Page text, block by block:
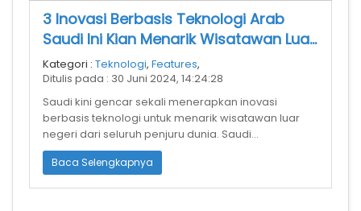
3 Inovasi Berbasis Teknologi Arab
Saudi Ini Kian Menarik Wisatawan Luar
Negeri
Kategori : Teknologi, Features,
Ditulis pada : 30 Juni 2024, 14:24:28
Saudi kini gencar sekali menerapkan inovasi
berbasis teknologi untuk menarik wisatawan luar
negeri dari seluruh penjuru dunia. Saudi
menargetkan untuk mendatangkan jutaan turi
Baca Selengkapnya